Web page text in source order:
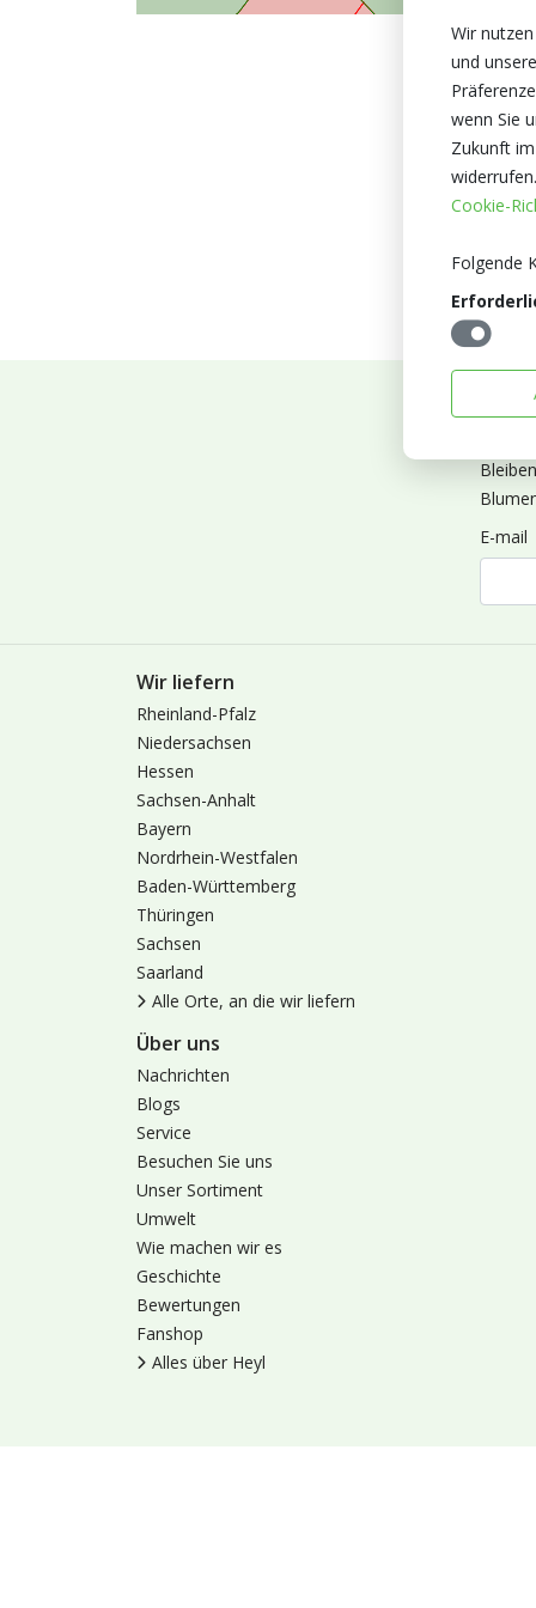
E-mail
Wir liefern
Rheinland-Pfalz
Niedersachsen
Hessen
Sachsen-Anhalt
Bayern
Nordrhein-Westfalen
Baden-Württemberg
Thüringen
Sachsen
Saarland
Alle Orte, an die wir liefern
Über uns
Nachrichten
Blogs
Service
Besuchen Sie uns
Unser Sortiment
Umwelt
Wie machen wir es
Geschichte
Bewertungen
Fanshop
Alles über Heyl
Wir
und
wenn Sie
Zukunft
Cookie-
Folgende